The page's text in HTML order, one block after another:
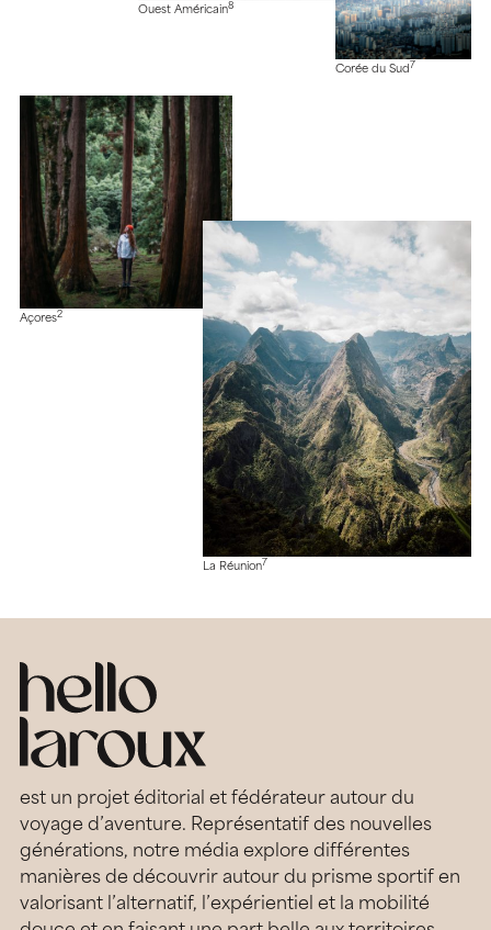
Ouest Américain8
Corée du Sud 7
Açores2
La Réunion7
est un projet éditorial et fédérateur autour du
voyage d’aventure. Représentatif des nouvelles
générations, notre média explore différentes
manières de découvrir autour du prisme sportif en
valorisant l’alternatif, l’expérientiel et la mobilité